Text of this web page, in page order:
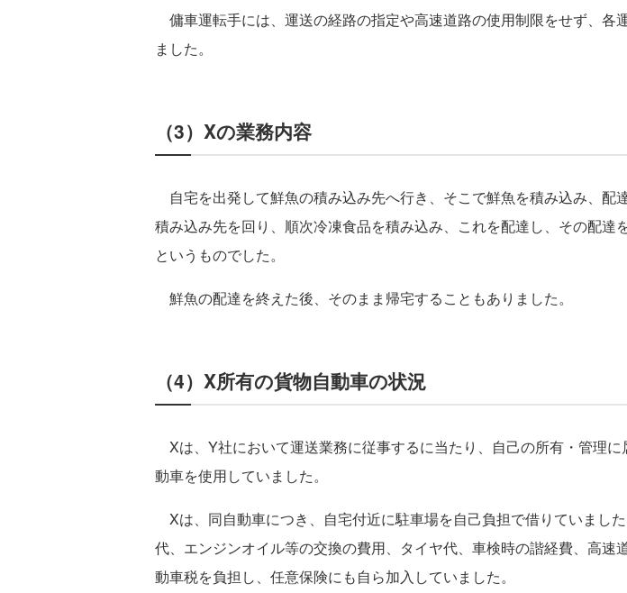
傭車運転手には、運送の経路の指定や高速道路の使用制限をせず、各
ました。
（3）Xの業務内容
自宅を出発して鮮魚の積み込み先へ行き、そこで鮮魚を積み込み、配
積み込み先を回り、順次冷凍食品を積み込み、これを配達し、その配達
というものでした。
鮮魚の配達を終えた後、そのまま帰宅することもありました。
（4）X所有の貨物自動車の状況
Xは、Y社において運送業務に従事するに当たり、自己の所有・管理に
動車を使用していました。
Xは、同自動車につき、自宅付近に駐車場を自己負担で借りていまし
代、エンジンオイル等の交換の費用、タイヤ代、車検時の諧経費、高速
動車税を負担し、任意保険にも自ら加入していました。